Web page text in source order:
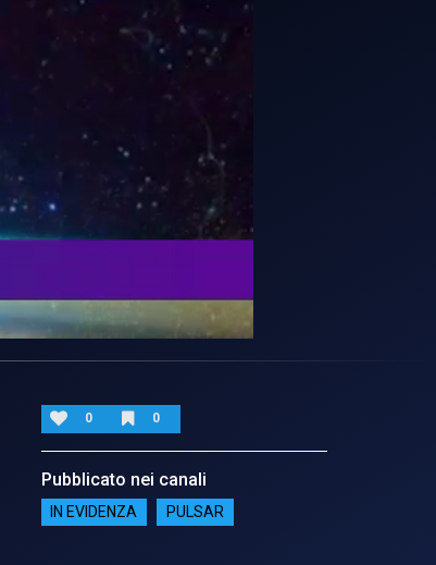
0 0
Pubblicato nei canali
IN EVIDENZA PULSAR